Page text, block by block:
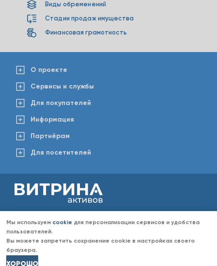
Виды обременений
Стадии продаж имущества
Финансовая грамотность
О проекте
Сервисы и службы
Для покупателей
Информация
Партнёрам
Для посетителей
является публичной офертой, определяемой положениями Статьи 437 Гражданского кодекса РФ.
Любое копирование информации с сайта разрешено только с согласия администрации «Витрина
информации (объявлений) без объяснений причин отказа.
Мы используем cookie для персонализации сервисов и удобства
пользователей.
Вы можете запретить сохранение cookie в настройках своего
браузера.
ХОРОШО